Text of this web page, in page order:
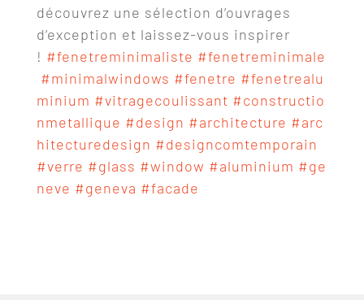
découvrez une sélection d’ouvrages
d’exception et laissez-vous inspirer
! #fenetreminimaliste #fenetreminimale
#minimalwindows #fenetre #fenetrealu
minium #vitragecoulissant #constructio
nmetallique #design #architecture #arc
hitecturedesign #designcomtemporain
#verre #glass #window #aluminium #ge
neve #geneva #facade